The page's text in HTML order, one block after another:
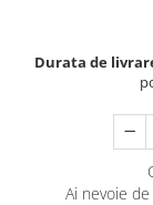
Durata de
Ai nevoie